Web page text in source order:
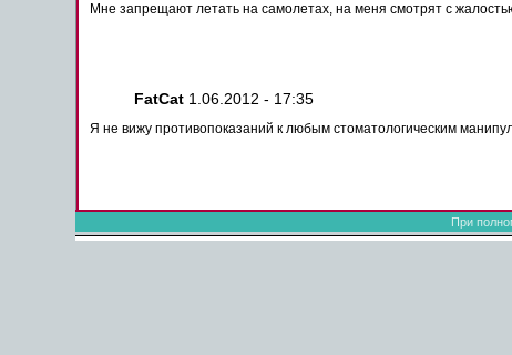
Мне запрещают летать на самолетах, на меня смотрят с
FatCat1.06.2012 - 17:35
Я не вижу противопоказаний к любым стоматологическим
При